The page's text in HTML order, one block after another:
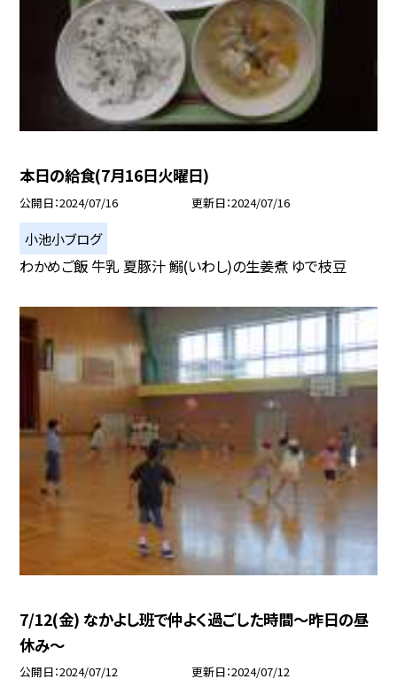
本日の給食(7月16日火曜日)
公開日 2024/07/16 更新日 2024/07/16
小池小ブログ
わかめご飯 牛乳 夏豚汁 鰯(いわし)の生姜煮 ゆで枝豆
7/12(金) なかよし班で仲よく過ごした時間〜昨日の昼
休み〜
公開日 2024/07/12 更新日 2024/07/12